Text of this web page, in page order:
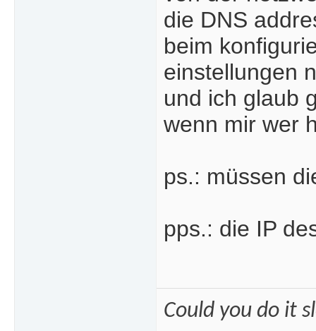
die DNS
beim
einstellungen
und ich glaub
wenn mir wer
ps.: müssen
pps.: die IP
Could you do it